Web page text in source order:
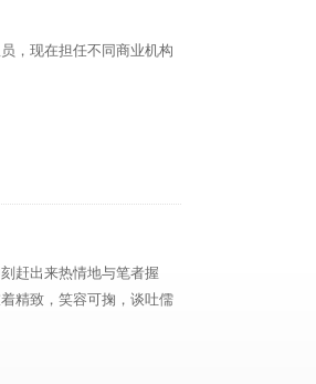
，现在担任不同商业机构
赶出来热情地与笔者握
精致，笑容可掬，谈吐儒